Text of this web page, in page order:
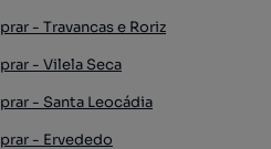
- Travancas e Roriz
- Vilela Seca
- Santa Leocádia
- Ervededo